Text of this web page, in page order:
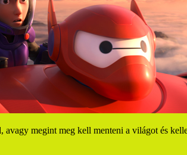
megint meg kell menteni a világot és